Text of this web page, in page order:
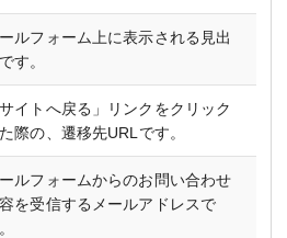
ールフォーム上に表示される見出
す。
サイトへ戻る」リンクをクリック
際の、遷移先URLです。
ールフォームからのお問い合わせ
を受信するメールアドレスで